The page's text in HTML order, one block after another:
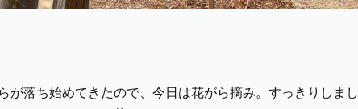
が落ち始めてきたので、今日は花がら摘み。すっきりしまし